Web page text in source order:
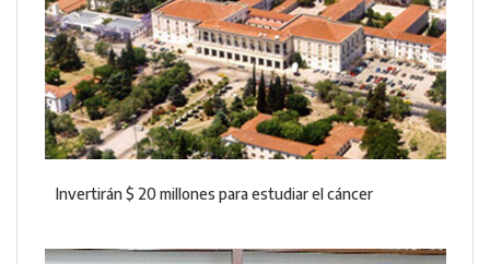
Invertirán $ 20 millones para estudiar el cáncer